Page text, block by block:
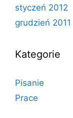
styczeń 2012
grudzień 2011
Kategorie
Pisanie
Prace